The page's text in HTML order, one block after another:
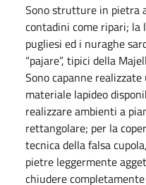
Sono strutture in pietra
contadini come ripari;
pugliesi ed i nuraghe
“pajare”, tipici della
Sono capanne
materiale lapideo
realizzare ambienti a
rettangolare; per la
tecnica della falsa
pietre leggermente
chiudere